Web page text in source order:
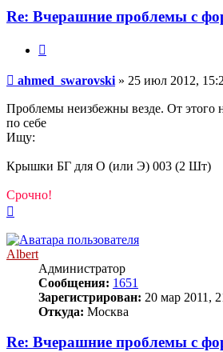
Re: Вчерашние проблемы с
Сообщение
ahmed_swarovski » 25 июл 2012,
Проблемы неизбежны везде. От этого
по себе
Ищу:
Крышки БГ для О (или Э) 003 (2 Шт)
Срочно!
началу
Albert
Администратор
Сообщения: 1651
Зарегистрирован: 20 мар 2011,
Откуда: Москва
Re: Вчерашние проблемы с